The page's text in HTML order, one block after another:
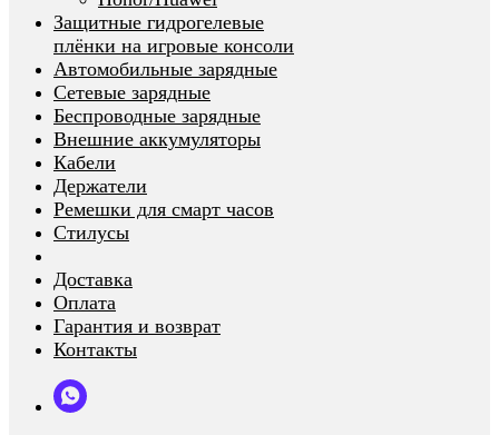
Защитные гидрогелевые
плёнки на игровые консоли
Автомобильные зарядные
Сетевые зарядные
Беспроводные зарядные
Внешние аккумуляторы
Кабели
Держатели
Ремешки для смарт часов
Стилусы
Доставка
Оплата
Гарантия и возврат
Контакты